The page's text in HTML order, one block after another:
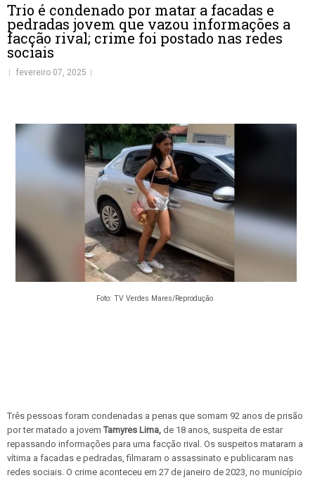
Trio é condenado por matar a facadas e
pedradas jovem que vazou informações a
facção rival; crime foi postado nas redes
sociais
fevereiro 07, 2025
Foto: TV Verdes Mares/Reprodução
Três pessoas foram condenadas a penas que somam 92 anos de prisão
por ter matado a jovem Tamyres Lima, de 18 anos, suspeita de estar
repassando informações para uma facção rival. Os suspeitos mataram a
vítima a facadas e pedradas, filmaram o assassinato e publicaram nas
redes sociais. O crime aconteceu em 27 de janeiro de 2023, no município